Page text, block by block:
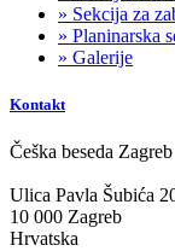
» Sekcija za
» Planinarska
» Galerije
Kontakt
Češka beseda Zagreb
Ulica Pavla Šubića
10 000 Zagreb
Hrvatska